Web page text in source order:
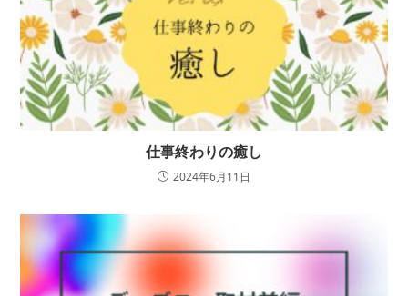
仕事終わりの癒し
2024年6月11日